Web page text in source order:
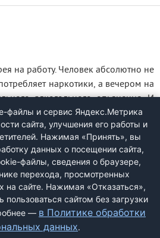
на работу. Человек абсолютно не
наркотики, а вечером на
алкогольного опьянения. И
занимает у коллег деньги и
воровством, так же он сейчас
ЖАЛОБУ
КОНТАКТЫ
файлы и сервис Яндекс.Метрика
сайта, улучшения его работы и
Нажимая «Принять», вы
данных о посещении сайта,
файлы, сведения о браузере,
перехода, просмотренных
на сайте. Нажимая «Отказаться»,
сайтом без загрузки
— в Политике обработки
данных.